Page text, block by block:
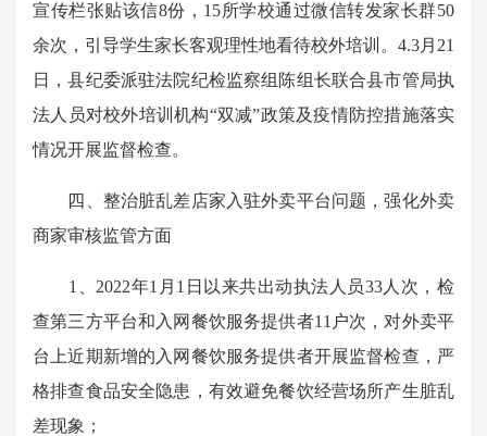
宣传栏张贴该信8份，15所学校通过微信转发家长群50
余次，引导学生家长客观理性地看待校外培训。4.3月21
日，县纪委派驻法院纪检监察组陈组长联合县市管局执
法人员对校外培训机构“双减”政策及疫情防控措施落实
情况开展监督检查。
四、整治脏乱差店家入驻外卖平台问题，强化外卖
商家审核监管方面
1、2022年1月1日以来共出动执法人员33人次，检
查第三方平台和入网餐饮服务提供者11户次，对外卖平
台上近期新增的入网餐饮服务提供者开展监督检查，严
格排查食品安全隐患，有效避免餐饮经营场所产生脏乱
差现象；